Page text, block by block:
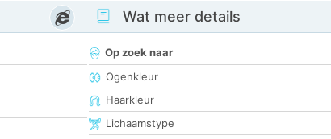
Wat meer details
Op zoek naar
Ogenkleur
Haarkleur
Lichaamstype